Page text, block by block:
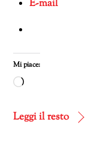
E-mail
Mi piace:
Caricamento
corso…
Leggi il resto